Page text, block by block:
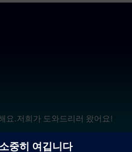
요.저희가 도와드리러 왔어요!